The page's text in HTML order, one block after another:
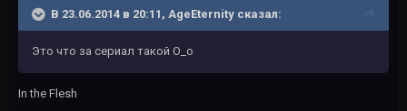
В 23.06.2014 в 20:11, AgeEternity сказал:
Это что за сериал такой О_о
In the Flesh